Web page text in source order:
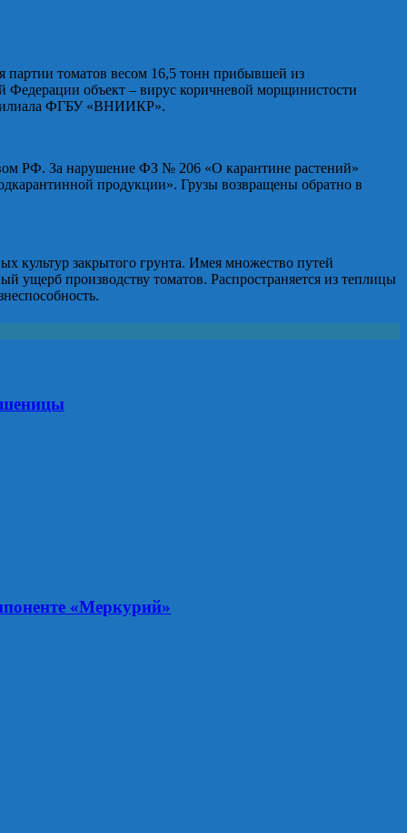
партии томатов весом 16,5 тонн прибывшей из
объект – вирус коричневой морщинистости
филиала ФГБУ «ВНИИКР».
РФ. За нарушение ФЗ № 206 «О карантине растений»
продукции». Грузы возвращены обратно в
культур закрытого грунта. Имея множество путей
ущерб производству томатов. Распространяется из теплицы
«Меркурий»